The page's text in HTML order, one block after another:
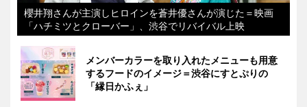
櫻井翔さんが主演しヒロインを蒼井優さんが演じた＝映画
「ハチミツとクローバー」、渋谷でリバイバル上映
メンバーカラーを取り入れたメニューも用意
するフードのイメージ＝渋谷にすとぷりの
「縁日かふぇ」